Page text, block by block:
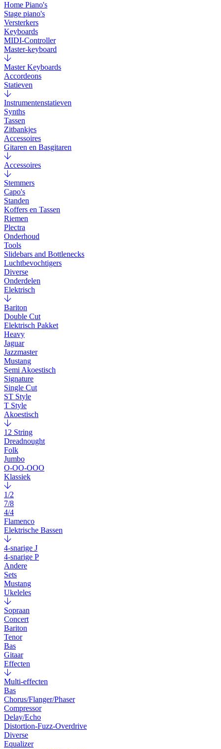
Home Piano's
Stage piano's
Versterkers
Keyboards
MIDI-Controller
Master-keyboard
Master Keyboards
Accordeons
Statieven
Instrumentenstatieven
Synths
Tassen
Zitbankjes
Accessoires
Gitaren en Basgitaren
Accessoires
Stemmers
Capo's
Standen
Koffers en Tassen
Riemen
Plectra
Onderhoud
Tools
Slidebars and Bottlenecks
Luchtbevochtigers
Diverse
Onderdelen
Elektrisch
Bariton
Double Cut
Elektrisch Pakket
Heavy
Jaguar
Jazzmaster
Mustang
Semi Akoestisch
Signature
Single Cut
ST Style
T Style
Akoestisch
12 String
Dreadnought
Folk
Jumbo
O-OO-OOO
Klassiek
1/2
7/8
4/4
Flamenco
Elektrische Bassen
4-snarige J
4-snarige P
Andere
Sets
Mustang
Ukeleles
Sopraan
Concert
Bariton
Tenor
Bas
Gitaar
Effecten
Multi-effecten
Bas
Chorus/Flanger/Phaser
Compressor
Delay/Echo
Distortion-Fuzz-Overdrive
Diverse
Equalizer